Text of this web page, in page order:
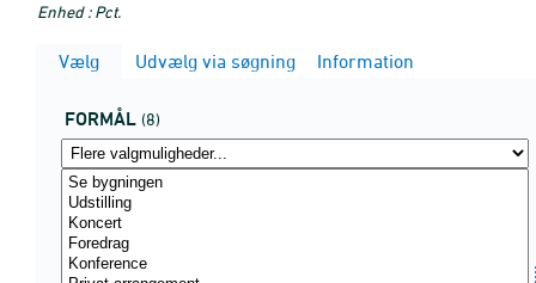
Enhed : Pct.
Vælg Udvælg via søgning Information
FORMÅL (8)